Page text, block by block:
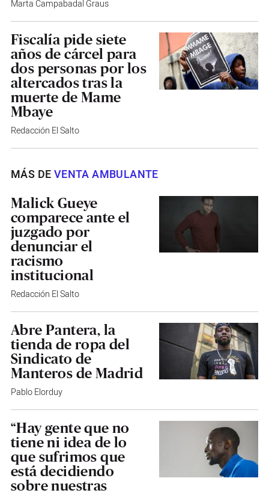
Marta Campabadal Graus
Fiscalía pide siete
años de cárcel para
dos personas por los
altercados tras la
muerte de Mame
Mbaye
Redacción El Salto
MÁS DEVENTA AMBULANTE
Malick Gueye
comparece ante el
juzgado por
denunciar el
racismo
institucional
Redacción El Salto
Abre Pantera, la
tienda de ropa del
Sindicato de
Manteros de Madrid
Pablo Elorduy
“Hay gente que no
tiene ni idea de lo
que sufrimos que
está decidiendo
sobre nuestras